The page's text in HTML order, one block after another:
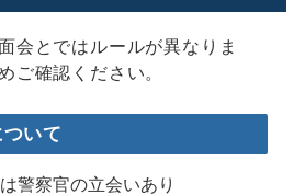
会とではルールが異なりま
ご確認ください。
いて
警察官の立会いあり